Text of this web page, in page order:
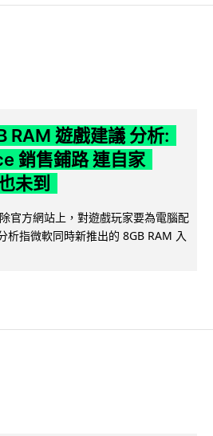
RAM 遊戲建議 分析:
銷售鋪路 連自家
未到
官方網站上，對遊戲玩家要為電腦配
析指微軟同時新推出的 8GB RAM 入